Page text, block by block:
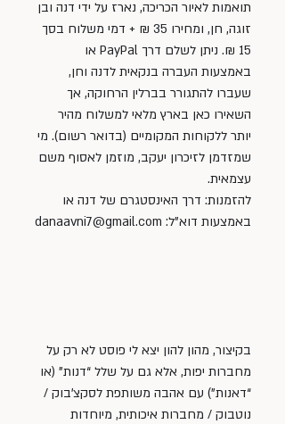
תואמות לאיור הכריכה, נארז על ידי דנה ובן
זוגה, חן, ומחירו 35 ₪ + דמי משלוח בסך
15 ₪. ניתן לשלם דרך PayPal או
באמצעות העברה בנקאית לדנה וחן,
שעברו להתגורר בברלין הרחוקה, אך
השאירו כאן בארץ מלאי למשלוח מהיר
יותר ללקוחות המקומיים (בדואר רשום). מי
שמזדמן לזיכרון יעקב, מוזמן לאסוף משם
עצמאית.
להזמנות: דרך האינסטגרם של דנה או
באמצעות דוא”ל: danaavni7@gmail.com
בקיצור, מהון להון יצא לי פוסט לא רק על
מחברות יפות, אלא גם על שלל “דנות” (או
“דאנות”) עם אהבה משותפת לסקצ’בוק /
נוטבוק / מחברות איכותית, מיוחדות